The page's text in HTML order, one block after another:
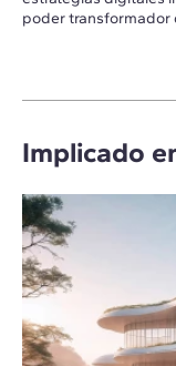
poder transformador
Implicado